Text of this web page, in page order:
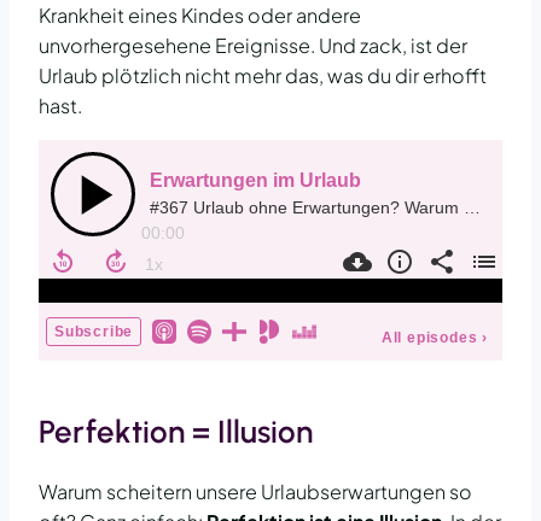
Krankheit eines Kindes oder andere
unvorhergesehene Ereignisse. Und zack, ist der
Urlaub plötzlich nicht mehr das, was du dir erhofft
hast.
Perfektion = Illusion
Warum scheitern unsere Urlaubserwartungen so